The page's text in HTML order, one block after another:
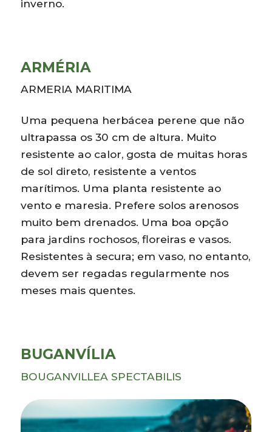
inverno.
ARMÉRIA
ARMERIA MARITIMA
Uma pequena herbácea perene que não
ultrapassa os 30 cm de altura. Muito
resistente ao calor, gosta de muitas horas
de sol direto, resistente a ventos
marítimos. Uma planta resistente ao
vento e maresia. Prefere solos arenosos
muito bem drenados. Uma boa opção
para jardins rochosos, floreiras e vasos.
Resistentes à secura; em vaso, no entanto,
devem ser regadas regularmente nos
meses mais quentes.
BUGANVÍLIA
BOUGANVILLEA SPECTABILIS